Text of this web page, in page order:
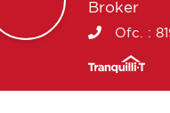
Broker
Ofc. :